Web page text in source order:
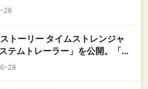
デートで一気に冷めたｗｗｗｗ
28
トーリー タイムストレンジャ
テムトレーラー」を公開。「ジ
ル 2025」に国内最速試遊出展
28